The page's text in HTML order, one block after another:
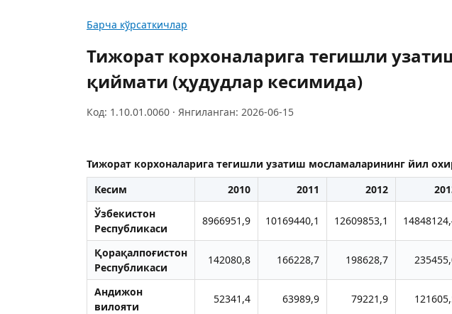
Барча кўрсаткичлар
Тижорат корхоналарига тегишли
қиймати (ҳудудлар кесимида)
Код: 1.10.01.0060 · Янгиланган: 2026-06-15
Тижорат корхоналарига тегишли узатиш мосламаларининг йил
Кесим
2010 2011 2012
Ўзбекистон
Республикаси
8966951,9 10169440,1 12609853,1
Қорақалпоғистон
Республикаси
142080,8 166228,7 198628,7
Aндижон
вилояти
52341,4 63989,9 79221,9